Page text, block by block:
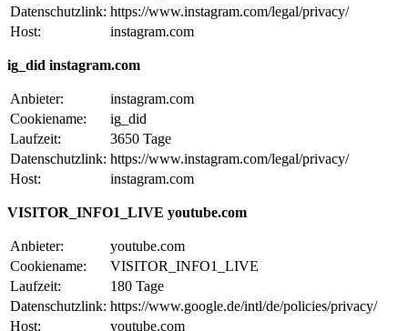
Datenschutzlink: https://www.instagram.com/legal/privacy/
Host:
instagram.com
ig_did instagram.com
Anbieter:
instagram.com
Cookiename:
ig_did
Laufzeit:
3650 Tage
Datenschutzlink: https://www.instagram.com/legal/privacy/
Host:
instagram.com
VISITOR_INFO1_LIVE youtube.com
Anbieter:
youtube.com
Cookiename:
VISITOR_INFO1_LIVE
Laufzeit:
180 Tage
Datenschutzlink: https://www.google.de/intl/de/policies/privacy/
Host:
youtube.com